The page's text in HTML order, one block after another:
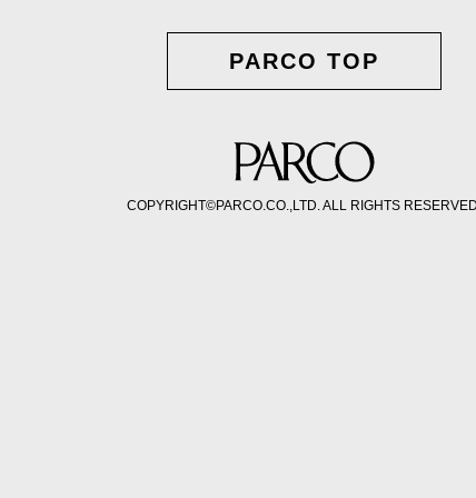
PARCO TOP
COPYRIGHT©PARCO.CO.,LTD. ALL RIGHTS RESERVED.